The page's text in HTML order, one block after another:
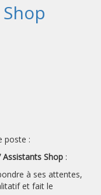
poste :
Assistants Shop :
à ses attentes,
et fait le